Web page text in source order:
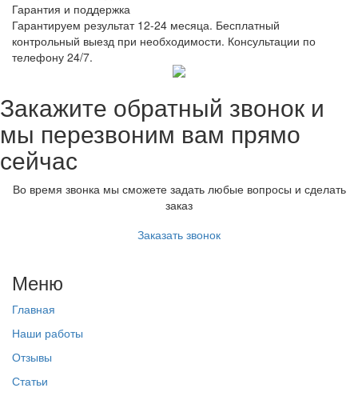
Гарантия и поддержка
Гарантируем результат 12-24 месяца. Бесплатный
контрольный выезд при необходимости. Консультации по
телефону 24/7.
Закажите обратный звонок и
мы перезвоним вам прямо
сейчас
Во время звонка мы сможете задать любые вопросы и сделать
заказ
Заказать звонок
Меню
Главная
Наши работы
Отзывы
Статьи